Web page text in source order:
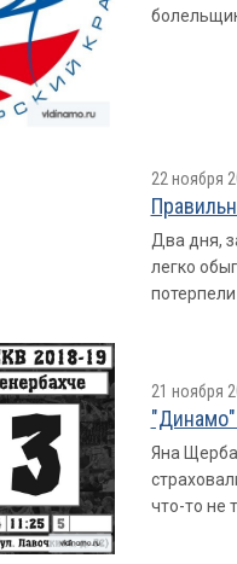
22 ноября
Два дня,
легко
21 ноября
"Динамо"
Яна
что-то не